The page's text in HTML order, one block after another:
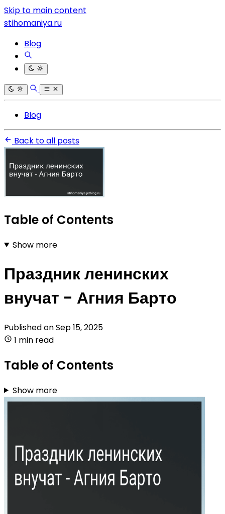
Skip to main content
stihomaniya.ru
Blog
Blog
Back to all posts
Table of Contents
Show more
Праздник ленинских
внучат - Агния Барто
Published onSep 15, 2025
1 min read
Table of Contents
Show more